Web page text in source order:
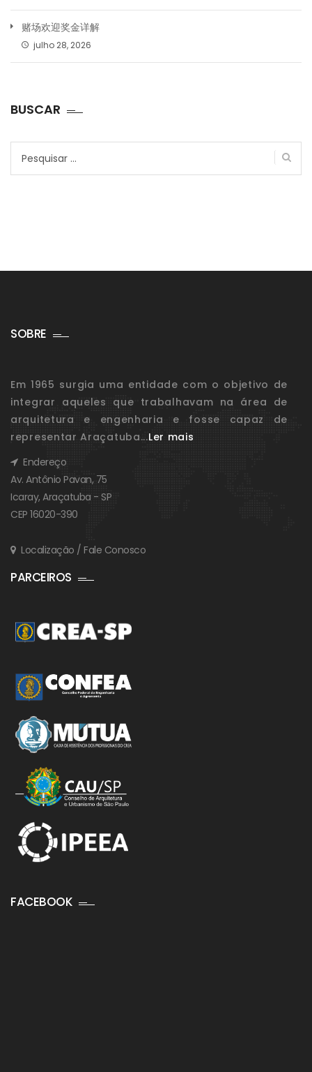
赌场欢迎奖金详解
julho 28, 2026
BUSCAR
SOBRE
Em 1965 surgia uma entidade com o objetivo de
integrar aqueles que trabalhavam na área de
arquitetura e engenharia e fosse capaz de
representar Araçatuba...Ler mais
Endereço
Av. Antônio Pavan, 75
Icaray, Araçatuba - SP
CEP 16020-390
Localização / Fale Conosco
PARCEIROS
FACEBOOK